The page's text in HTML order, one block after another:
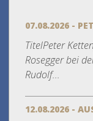
07.08.2026 -
TitelPeter
Rosegger bei
Rudolf...
12.08.2026 -